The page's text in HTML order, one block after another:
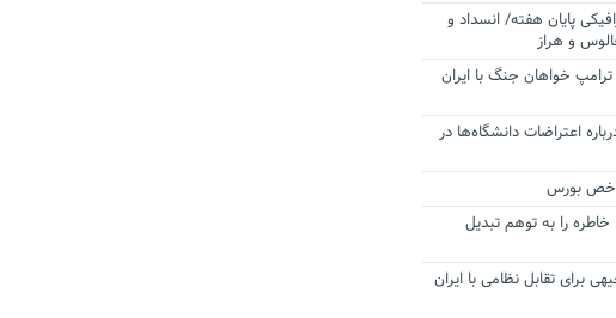
پایان هفته/ انسداد و
و هراز
خواهان جنگ با ایران
اعتراضات دانشگاه‌ها در
را به توهم تبدیل
برای تقابل نظامی با ایران